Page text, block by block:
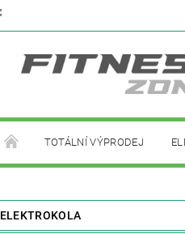
TOTÁLNÍ VÝPRODEJ
ELEKTROKOLA